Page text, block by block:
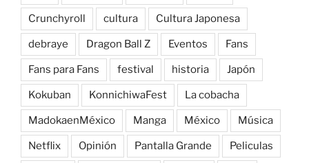
Crunchyroll cultura Cultura Japonesa
debraye Dragon Ball Z Eventos Fans
Fans para Fans festival historia Japón
Kokuban KonnichiwaFest La cobacha
MadokaenMéxico Manga México Música
Netflix Opinión Pantalla Grande Peliculas